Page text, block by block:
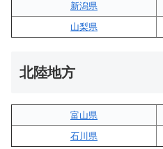
新潟県
山梨県
北陸地方
富山県
石川県